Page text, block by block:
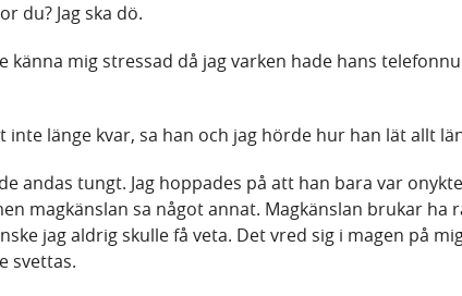
du? Jag ska dö.
känna mig stressad då jag varken hade hans
inte länge kvar, sa han och jag hörde hur han lät allt
andas tungt. Jag hoppades på att han bara var
magkänslan sa något annat. Magkänslan brukar ha
jag aldrig skulle få veta. Det vred sig i magen på
svettas.